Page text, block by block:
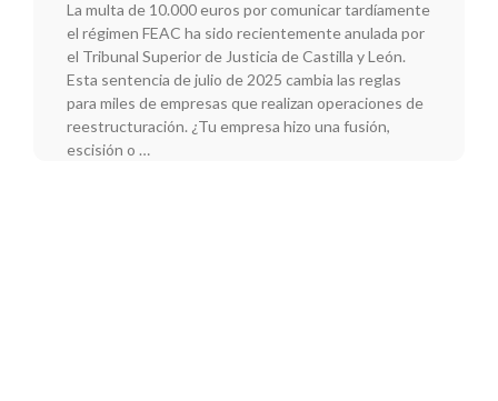
La multa de 10.000 euros por comunicar tardíamente
el régimen FEAC ha sido recientemente anulada por
el Tribunal Superior de Justicia de Castilla y León.
Esta sentencia de julio de 2025 cambia las reglas
para miles de empresas que realizan operaciones de
reestructuración. ¿Tu empresa hizo una fusión,
escisión o …